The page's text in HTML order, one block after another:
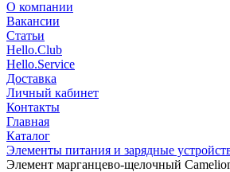
О компании
Вакансии
Статьи
Hello.Club
Hello.Service
Доставка
Личный кабинет
Контакты
Главная
Каталог
Элементы питания и зарядные
Элемент марганцево-щелочный